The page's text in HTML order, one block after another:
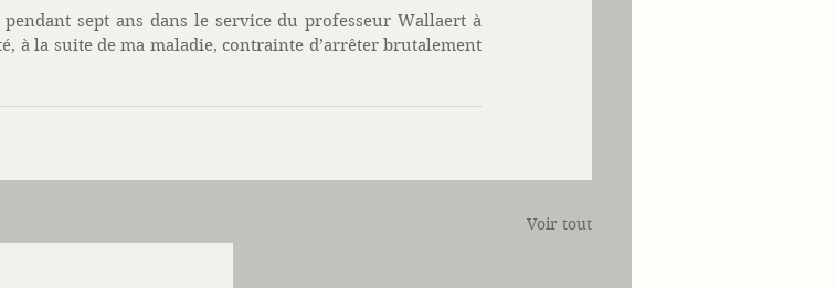
sept ans dans le service du professeur Wallaert à
à la suite de ma maladie, contrainte d’arrêter brutalement
Voir tout